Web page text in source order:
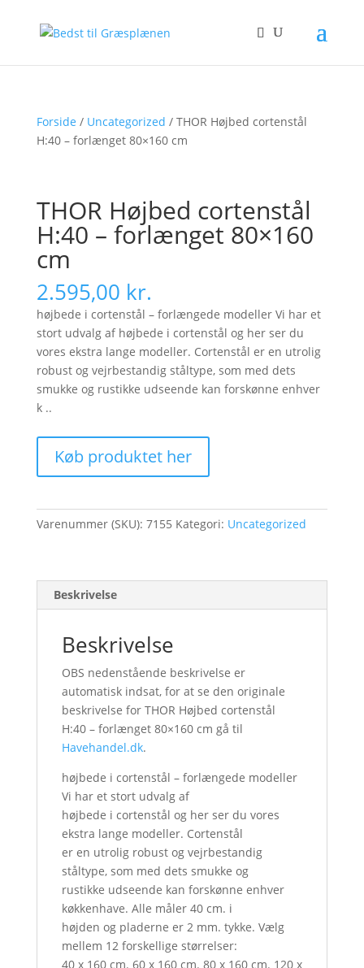
Forside / Uncategorized / THOR Højbed cortenstål
H:40 – forlænget 80×160 cm
THOR Højbed cortenstål
H:40 – forlænget 80×160
cm
2.595,00 kr.
højbede i cortenstål – forlængede modeller Vi har et
stort udvalg af højbede i cortenstål og her ser du
vores ekstra lange modeller. Cortenstål er en utrolig
robust og vejrbestandig ståltype, som med dets
smukke og rustikke udseende kan forskønne enhver
k ..
Køb produktet her
Varenummer (SKU): 7155 Kategori: Uncategorized
Beskrivelse
Beskrivelse
OBS nedenstående beskrivelse er
automatisk indsat, for at se den originale
beskrivelse for THOR Højbed cortenstål
H:40 – forlænget 80×160 cm gå til
Havehandel.dk.
højbede i cortenstål – forlængede modeller
Vi har et stort udvalg af
højbede i cortenstål og her ser du vores
ekstra lange modeller. Cortenstål
er en utrolig robust og vejrbestandig
ståltype, som med dets smukke og
rustikke udseende kan forskønne enhver
køkkenhave. Alle måler 40 cm. i
højden og pladerne er 2 mm. tykke. Vælg
mellem 12 forskellige størrelser:
40 x 160 cm. 60 x 160 cm. 80 x 160 cm. 120 x